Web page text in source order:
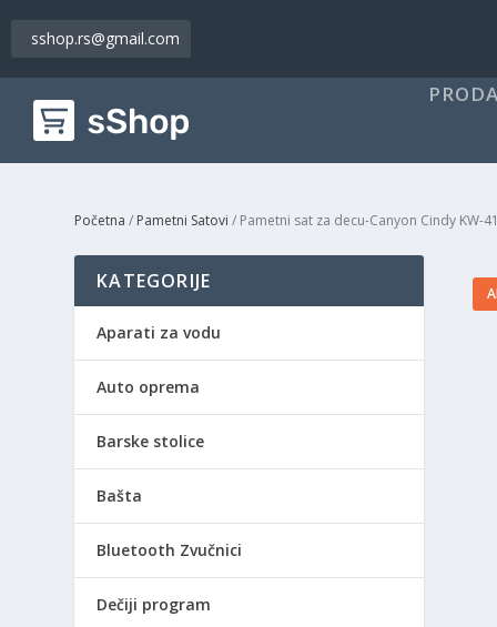
sshop.rs@gmail.com
Početna / Pametni Satovi / Pametni sat za decu-Canyon Cindy KW-
KATEGORIJE
Aparati za vodu
Auto oprema
Barske stolice
Bašta
Bluetooth Zvučnici
Dečiji program